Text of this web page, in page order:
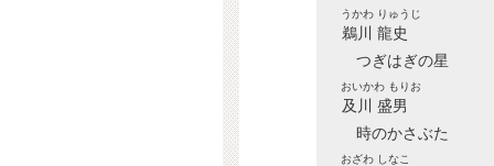
鵜川 龍史
うかわ りゅうじ
つぎはぎの星
及川 盛男
おいかわ もりお
時のかさぶた
おざわ しなこ